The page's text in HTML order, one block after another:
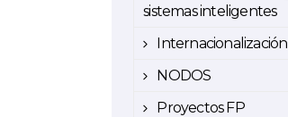
sistemas inteligentes
Internacionalización
NODOS
Proyectos FP